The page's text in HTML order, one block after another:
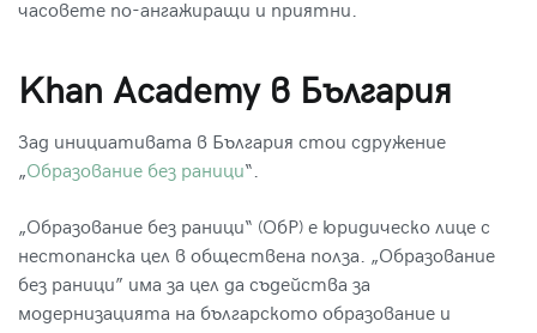
часовете по-ангажиращи и приятни.
Khan Academy в България
Зад инициативата в България стои сдружение
„Образование без раници “.
„Образование без раници“ (ОбР) е юридическо лице с
нестопанска цел в обществена полза. „Образование
без раници” има за цел да съдейства за
модернизацията на българското образование и